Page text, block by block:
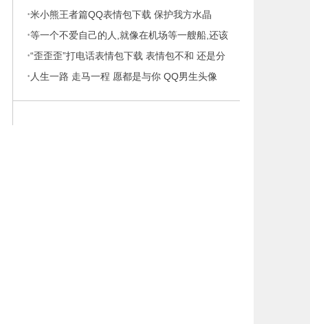
头像
·米小熊王者篇QQ表情包下载 保护我方水晶
·等一个不爱自己的人,就像在机场等一艘船,还该
继续
·“歪歪歪”打电话表情包下载 表情包不和 还是分
手
· 人生一路 走马一程 愿都是与你 QQ男生头像